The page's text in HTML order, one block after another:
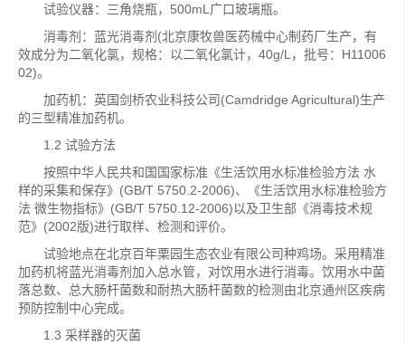
试验仪器：三角烧瓶，500mL广口玻璃瓶。
消毒剂：蓝光消毒剂(北京康牧兽医药械中心制药厂生产，有
效成分为二氧化氯，规格：以二氧化氯计，40g/L，批号：H11006
02)。
加药机：英国剑桥农业科技公司(Camdridge Agricultural)生产
的三型精准加药机。
1.2 试验方法
按照中华人民共和国国家标准《生活饮用水标准检验方法 水
样的采集和保存》(GB/T 5750.2-2006)、《生活饮用水标准检验方
法 微生物指标》(GB/T 5750.12-2006)以及卫生部《消毒技术规
范》(2002版)进行取样、检测和评价。
试验地点在北京百年栗园生态农业有限公司种鸡场。采用精准
加药机将蓝光消毒剂加入总水管，对饮用水进行消毒。饮用水中菌
落总数、总大肠杆菌数和耐热大肠杆菌数的检测由北京通州区疾病
预防控制中心完成。
1.3 采样器的灭菌